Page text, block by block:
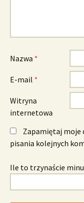
Nazwa *
E-mail *
Witryna
internetowa
Zapamiętaj moje
pisania kolejnych
Ile to trzynaście